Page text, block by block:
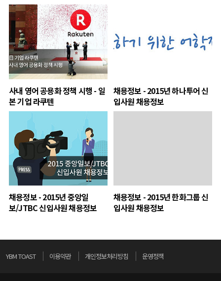
사내 영어 공용화 정책 시행 - 일
본 기업 라쿠텐
채용정보 - 2015년 하나투어 신
입사원 채용정보
채용정보 - 2015년 중앙일
보/JTBC 신입사원 채용정보
채용정보 - 2015년 한화그룹 신
입사원 채용정보
YBM TOAST 이용약관 개인정보처리방침 운영정책